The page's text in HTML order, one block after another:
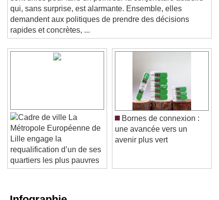
sont unies pour faire un point sur la conjoncture actuelle
qui, sans surprise, est alarmante. Ensemble, elles
demandent aux politiques de prendre des décisions
rapides et concrètes, ...
La
Métropole Européenne de
Lille engage la
requalification d’un de ses
quartiers les plus pauvres
Bornes de connexion :
une avancée vers un